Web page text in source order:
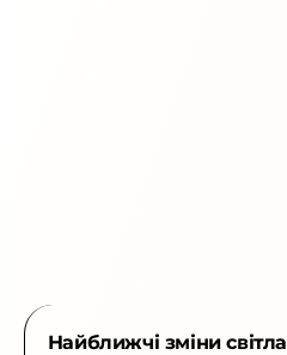
Найближчі зміни світла